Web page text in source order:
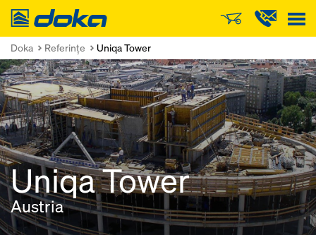
Doka
Doka Referinţe Uniqa Tower
Uniqa Tower
Austria